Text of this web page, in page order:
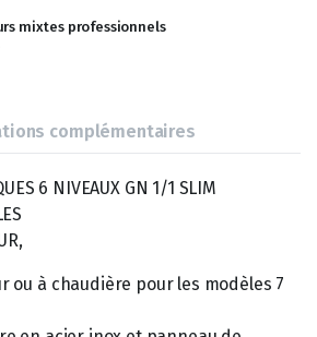
mixtes professionnels
complémentaires
6 NIVEAUX GN 1/1 SLIM
ou à chaudière pour les modèles 7